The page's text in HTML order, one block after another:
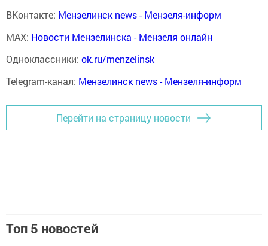
ВКонтакте: Мензелинск news - Мензеля-информ
MAX: Новости Мензелинска - Мензеля онлайн
Одноклассники: ok.ru/menzelinsk
Telegram-канал: Мензелинск news - Мензеля-информ
Перейти на страницу новости
Топ 5 новостей